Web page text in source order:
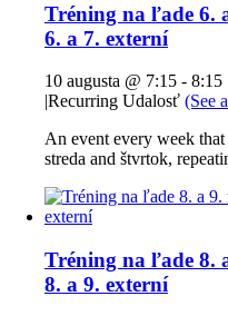
Tréning na ľade 6.
6. a 7. externí
10 augusta @ 7:15 - 8:15
|Recurring Udalosť (See
An event every week
streda and štvrtok,
Tréning na ľade 8.
8. a 9. externí